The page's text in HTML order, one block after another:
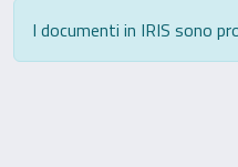
I documenti in IRIS sono